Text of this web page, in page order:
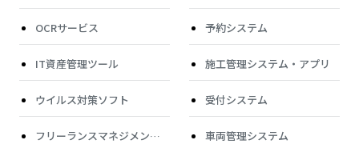
OCRサービス 予約システム
IT資産管理ツール 施工管理システム・アプリ
ウイルス対策ソフト 受付システム
フリーランスマネジメント 車両管理システム